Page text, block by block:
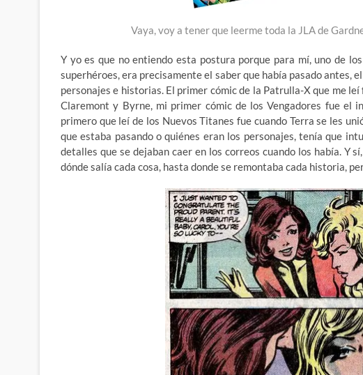
Vaya, voy a tener que leerme toda la JLA de
Y yo es que no entiendo esta postura porque para mí, uno de
superhéroes, era precisamente el saber que había pasado antes,
personajes e historias. El primer cómic de la Patrulla-X que me
Claremont y Byrne, mi primer cómic de los Vengadores fue el
primero que leí de los Nuevos Titanes fue cuando Terra se les
que estaba pasando o quiénes eran los personajes, tenía que
detalles que se dejaban caer en los correos cuando los había. Y
dónde salía cada cosa, hasta donde se remontaba cada historia,